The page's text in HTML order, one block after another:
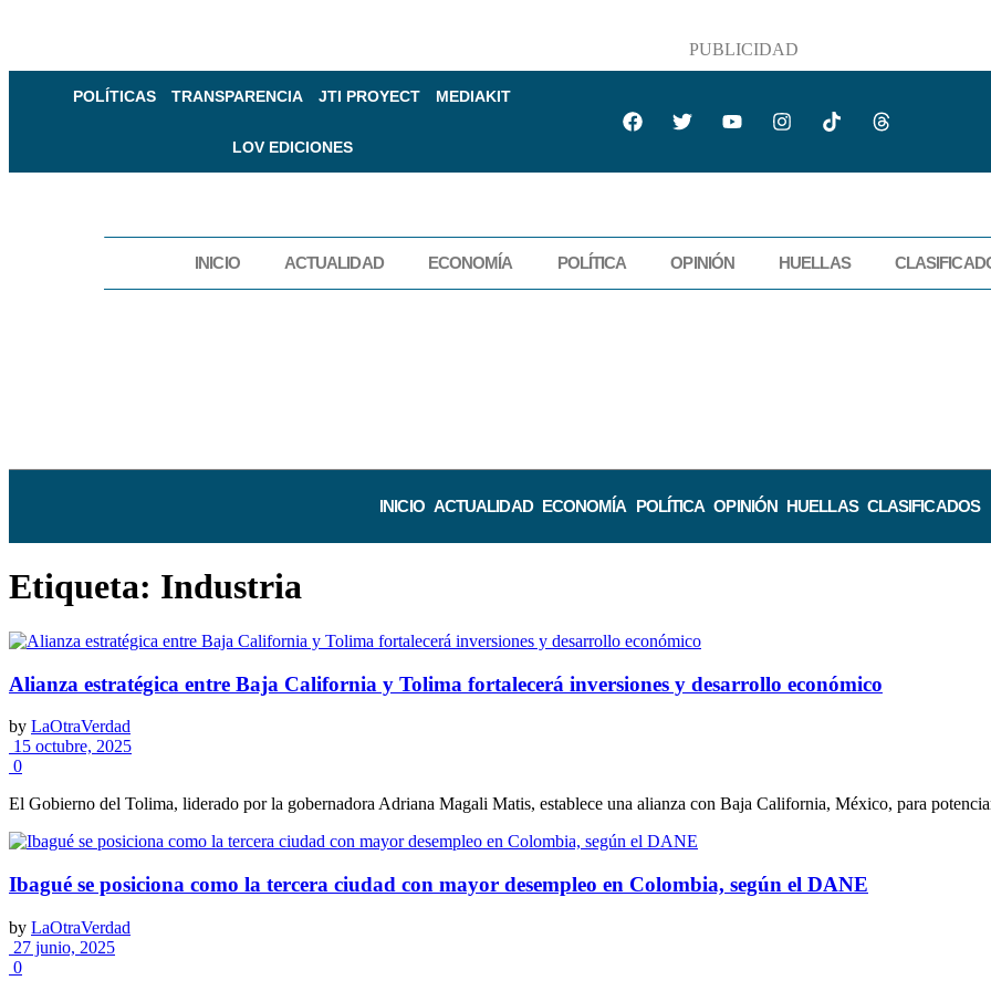
PUBLICIDAD
POLÍTICAS TRANSPARENCIA JTI PROYECT MEDIAKIT
LOV EDICIONES
INICIO ACTUALIDAD ECONOMÍA POLÍTICA OPINIÓN HUELLAS
INICIO ACTUALIDAD ECONOMÍA POLÍTICA OPINIÓN HUELLAS CLASIFICADOS
Etiqueta: Industria
Alianza estratégica entre Baja California y Tolima fortalecerá inversiones y desarrollo económico
by LaOtraVerdad
15 octubre, 2025
0
El Gobierno del Tolima, liderado por la gobernadora Adriana Magali Matis, establece una alianza con Baja California, México, para
Ibagué se posiciona como la tercera ciudad con mayor desempleo en Colombia, según el DANE
by LaOtraVerdad
27 junio, 2025
0